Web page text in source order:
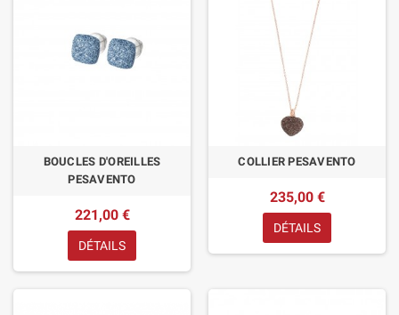
BOUCLES D'OREILLES
PESAVENTO
221,00 €
DÉTAILS
COLLIER PESAVENTO
235,00 €
DÉTAILS